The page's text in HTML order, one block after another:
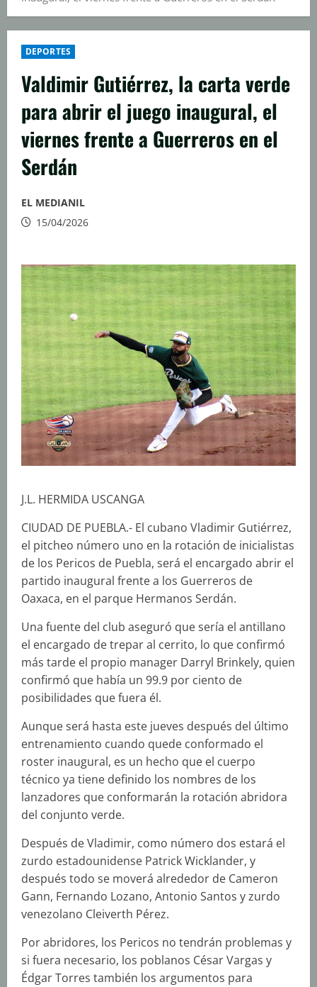
DEPORTES
Valdimir Gutiérrez, la carta verde
para abrir el juego inaugural, el
viernes frente a Guerreros en el
Serdán
EL MEDIANIL
15/04/2026
J.L. HERMIDA USCANGA
CIUDAD DE PUEBLA.- El cubano Vladimir Gutiérrez,
el pitcheo número uno en la rotación de inicialistas
de los Pericos de Puebla, será el encargado abrir el
partido inaugural frente a los Guerreros de
Oaxaca, en el parque Hermanos Serdán.
Una fuente del club aseguró que sería el antillano
el encargado de trepar al cerrito, lo que confirmó
más tarde el propio manager Darryl Brinkely, quien
confirmó que había un 99.9 por ciento de
posibilidades que fuera él.
Aunque será hasta este jueves después del último
entrenamiento cuando quede conformado el
roster inaugural, es un hecho que el cuerpo
técnico ya tiene definido los nombres de los
lanzadores que conformarán la rotación abridora
del conjunto verde.
Después de Vladimir, como número dos estará el
zurdo estadounidense Patrick Wicklander, y
después todo se moverá alrededor de Cameron
Gann, Fernando Lozano, Antonio Santos y zurdo
venezolano Cleiverth Pérez.
Por abridores, los Pericos no tendrán problemas y
si fuera necesario, los poblanos César Vargas y
Édgar Torres también los argumentos para